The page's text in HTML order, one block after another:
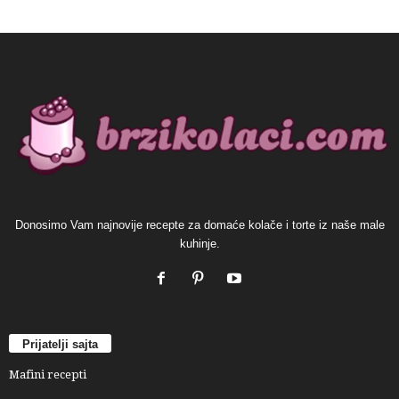
Donosimo Vam najnovije recepte za domaće kolače i torte iz naše male
kuhinje.
Prijatelji sajta
Mafini recepti